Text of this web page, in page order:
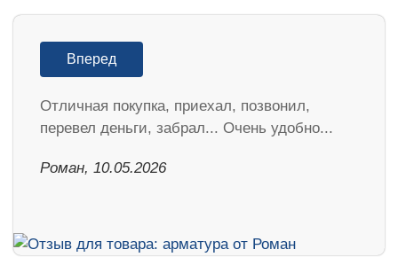
Вперед
Отличная покупка, приехал, позвонил,
перевел деньги, забрал... Очень удобно...
Роман, 10.05.2026